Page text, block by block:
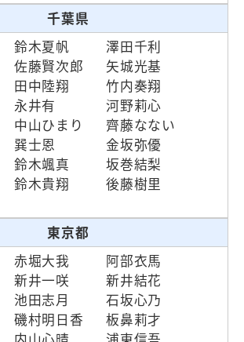
千葉県
鈴木夏帆
澤田千利
佐藤賢次郎
矢城光基
田中陸翔
竹内奏翔
永井有
河野莉心
中山ひまり
齊藤なない
巽士恩
金坂弥優
鈴木颯真
坂巻結梨
鈴木貴翔
後藤樹里
東京都
赤堀大我
阿部衣馬
新井一咲
新井結花
池田志月
石坂心乃
磯村明日香
板鼻莉才